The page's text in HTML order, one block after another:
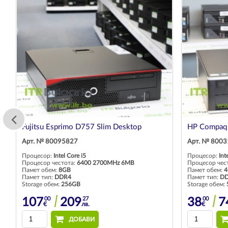
Fujitsu Esprimo D757 Slim Desktop
Арт. № 80095827
Процесор: Intel Core i5
Процесор честота: 6400 2700MHz 6MB
Памет обем: 8GB
Памет тип: DDR4
Storage обем: 256GB
10700
€ 20927
лв.
ДОБАВИ
HP
Арт. №
Процесор:
Процесор
Памет обем:
Памет тип:
Storage обем:
3800
€